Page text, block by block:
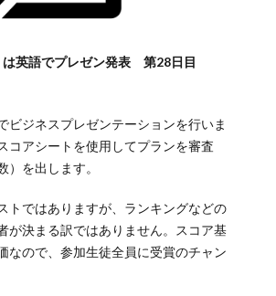
英語でプレゼン発表 第28日目
ビジネスプレゼンテーションを行いま
コアシートを使用してプランを審査
）を出します。
トではありますが、ランキングなどの
が決まる訳ではありません。スコア基
なので、参加生徒全員に受賞のチャン